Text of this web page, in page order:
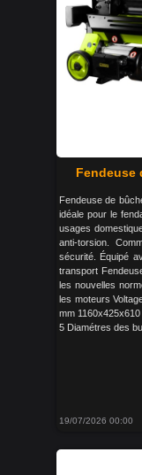
Fendeuse
Fendeuse de
idéale pour le
usages
anti-torsion.
sécurité. Équipé
transport
les nouvelles
les moteurs
mm
5 Diamétres des
19/07/2026 00:00